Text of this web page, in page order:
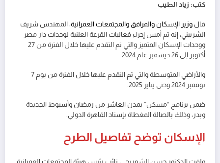
كتب: زياد الطيب
قال وزير الإسكان والمرافق والمجتمعات العمرانية، المهندس شريف
الشربيني، إنه تم أمس إجراء فعاليات القرعة العلنية لوحدات دار مصر
ووحدات الإسكان المتميز والتي تم التقدم عليها خلال الفترة من 27
أكتوبر إلى 26 ديسمبر عام 2024.
والأراضي المتوسطة والتي تم التقدم عليها خلال الفترة من يوم 7
نوفمبر 2024 وحتى يناير 2025.
ضمن برنامج “مسكن” بمدن العاشر من رمضان وأسيوط الجديدة
وبدر، وذلك بالصالة المغطاة بإستاد القاهرة الدولي.
الإسكان توضح تفاصيل الطرح